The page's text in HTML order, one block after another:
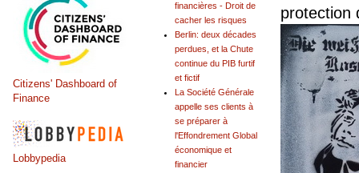
protection
financières - Droit de
cacher les risques
Berlin: deux décades
perdues, et la Chute
continue du PIB furtif
et fictif
La Société Générale
appelle ses clients à
se préparer à
l'Effondrement Global
économique et
financier
Citizens' Dashboard of
Finance
Lobbypedia